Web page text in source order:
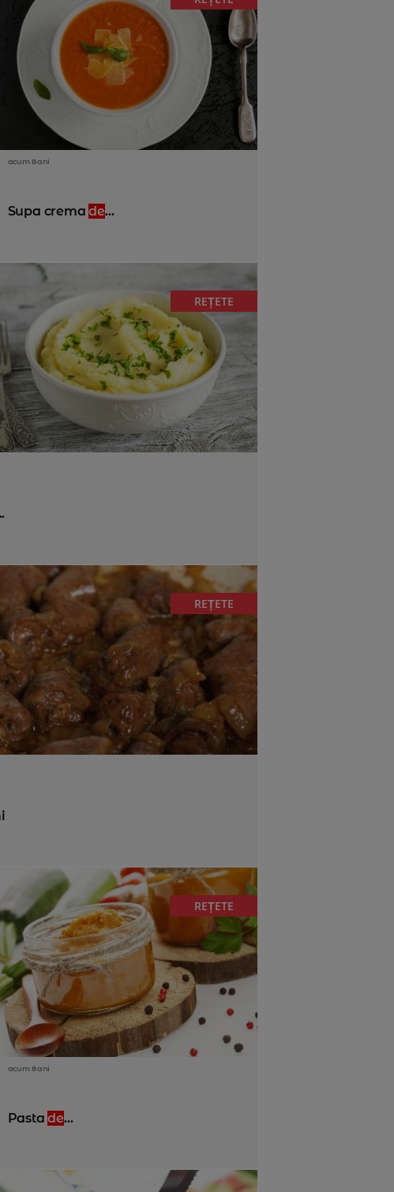
acum 8 ani
Supa cremade...
REȚETE
REȚETE
REȚETE
acum 8 ani
Pastade...